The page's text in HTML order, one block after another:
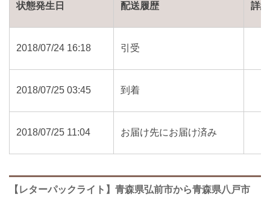
状態発生日 配送履歴 詳細
2018/07/24 16:18 引受
2018/07/25 03:45 到着
2018/07/25 11:04 お届け先にお届け済み
【レターパックライト】青森県弘前市から青森県八戸市